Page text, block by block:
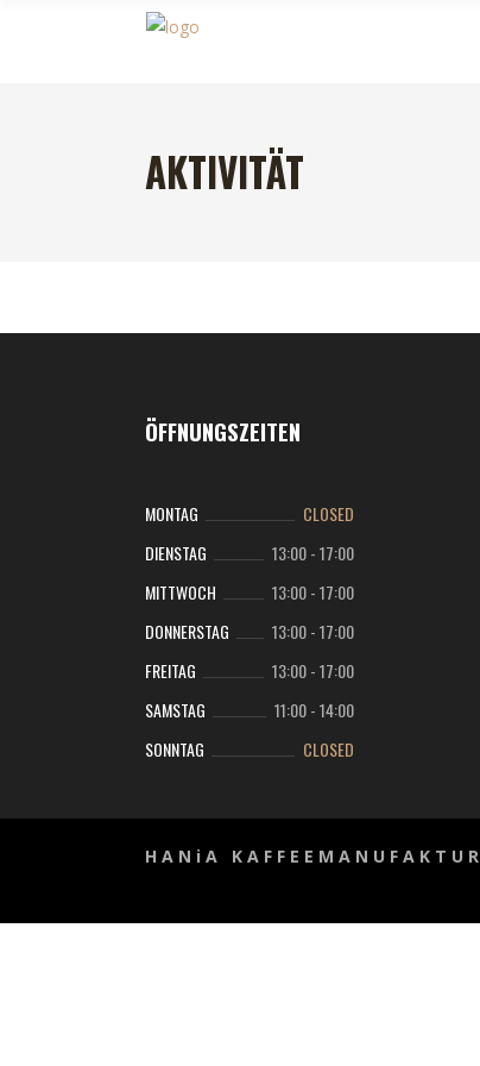
AKTIVITÄT
ÖFFNUNGSZEITEN
MONTAG
CLOSED
DIENSTAG
13:00-17:00
MITTWOCH
13:00-17:00
DONNERSTAG
13:00-17:00
FREITAG
13:00-17:00
SAMSTAG
11:00-14:00
SONNTAG
CLOSED
H A N i A K A F F E E M A N U F A K T U R